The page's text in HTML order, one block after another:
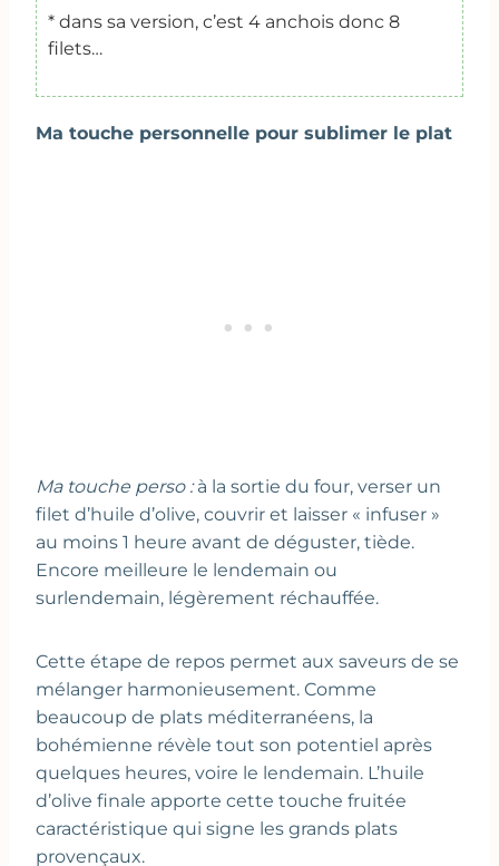
* dans sa version, c’est 4 anchois donc 8
filets…
Ma touche personnelle pour sublimer le plat
Ma touche perso :à la sortie du four, verser un
filet d’huile d’olive, couvrir et laisser « infuser »
au moins 1 heure avant de déguster, tiède.
Encore meilleure le lendemain ou
surlendemain, légèrement réchauffée.
Cette étape de repos permet aux saveurs de se
mélanger harmonieusement. Comme
beaucoup de plats méditerranéens, la
bohémienne révèle tout son potentiel après
quelques heures, voire le lendemain. L’huile
d’olive finale apporte cette touche fruitée
caractéristique qui signe les grands plats
provençaux.